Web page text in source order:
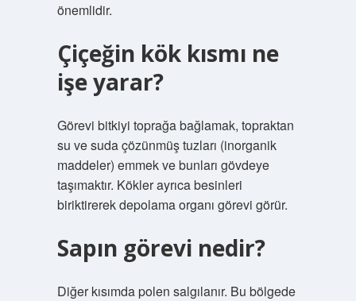
önemlidir.
Çiçeğin kök kısmı ne
işe yarar?
Görevi bitkiyi toprağa bağlamak, topraktan
su ve suda çözünmüş tuzları (inorganik
maddeler) emmek ve bunları gövdeye
taşımaktır. Kökler ayrıca besinleri
biriktirerek depolama organı görevi görür.
Sapın görevi nedir?
Diğer kısımda polen salgılanır. Bu bölgede